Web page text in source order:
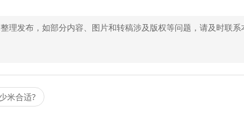
理发布，如部分内容、图片和转稿涉及版权等问题，请及时联系
米合适?